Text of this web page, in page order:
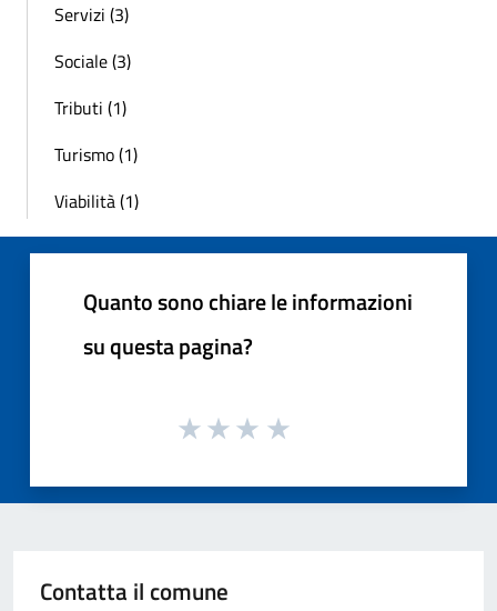
Servizi (3)
Sociale (3)
Tributi (1)
Turismo (1)
Viabilità (1)
Quanto sono chiare le informazioni
su questa pagina?
Contatta il comune